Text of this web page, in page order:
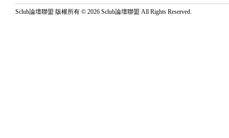
Sclub論壇聯盟 版權所有 © 2026 Sclub論壇聯盟 All Rights Reserved.